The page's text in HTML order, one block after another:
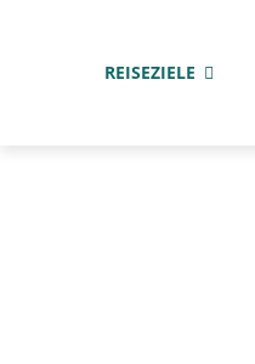
REISEZIELE